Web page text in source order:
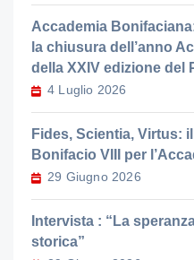
Accademia
la chiusura dell’anno
della XXIV edizione del
4 Luglio 2026
Fides, Scientia, Virtus:
Bonifacio VIII per
29 Giugno 2026
Intervista : “La
storica”